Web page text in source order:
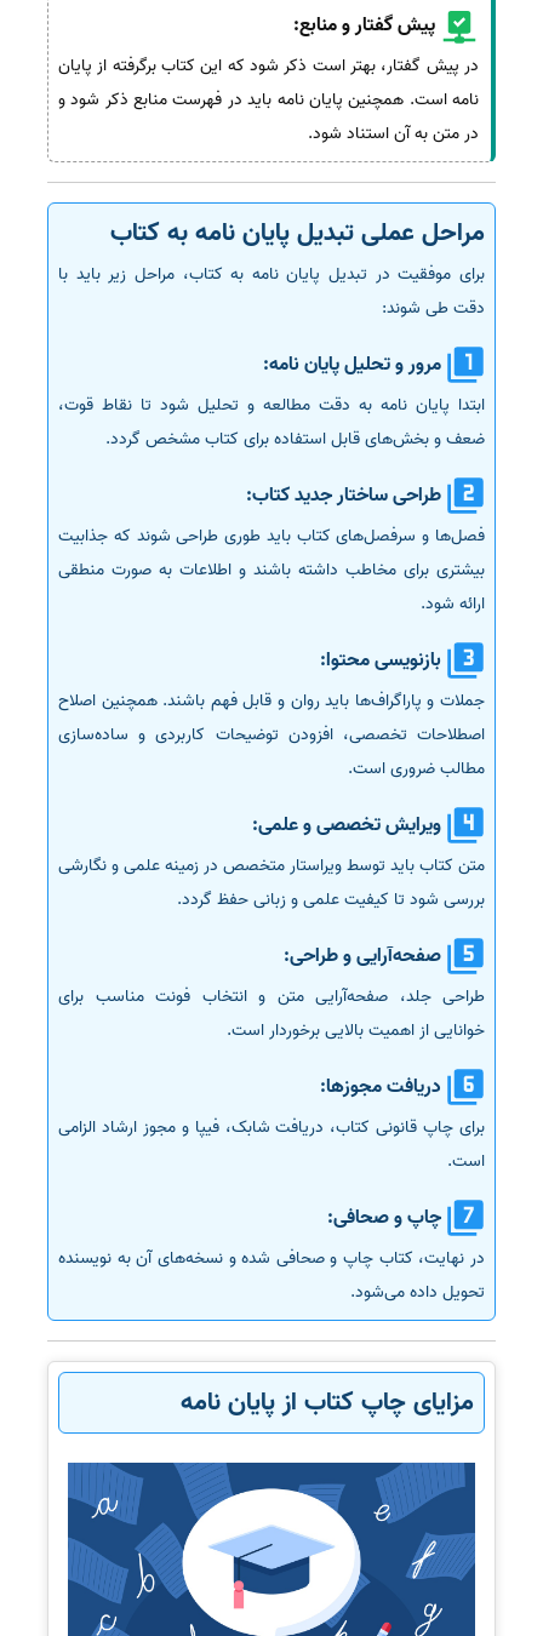
پیش گفتار و منابع:
در پیش گفتار، بهتر است ذکر شود که این کتاب برگرفته از پایان
نامه است. همچنین پایان نامه باید در فهرست منابع ذکر شود و
در متن به آن استناد شود.
مراحل عملی تبدیل پایان نامه به کتاب
برای موفقیت در تبدیل پایان نامه به کتاب، مراحل زیر باید با
دقت طی شوند:
مرور و تحلیل پایان نامه:
ابتدا پایان نامه به دقت مطالعه و تحلیل شود تا نقاط قوت،
ضعف و بخش‌های قابل استفاده برای کتاب مشخص گردد.
طراحی ساختار جدید کتاب:
فصل‌ها و سرفصل‌های کتاب باید طوری طراحی شوند که جذابیت
بیشتری برای مخاطب داشته باشند و اطلاعات به صورت منطقی
ارائه شود.
بازنویسی محتوا:
جملات و پاراگراف‌ها باید روان و قابل فهم باشند. همچنین اصلاح
اصطلاحات تخصصی، افزودن توضیحات کاربردی و ساده‌سازی
مطالب ضروری است.
ویرایش تخصصی و علمی:
متن کتاب باید توسط ویراستار متخصص در زمینه علمی و نگارشی
بررسی شود تا کیفیت علمی و زبانی حفظ گردد.
صفحه‌آرایی و طراحی:
طراحی جلد، صفحه‌آرایی متن و انتخاب فونت مناسب برای
خوانایی از اهمیت بالایی برخوردار است.
دریافت مجوزها:
برای چاپ قانونی کتاب، دریافت شابک، فیپا و مجوز ارشاد الزامی
است.
چاپ و صحافی:
در نهایت، کتاب چاپ و صحافی شده و نسخه‌های آن به نویسنده
تحویل داده می‌شود.
مزایای چاپ کتاب از پایان نامه